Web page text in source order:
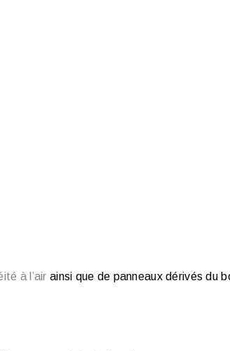
à l’air ain­si que de pan­neaux dérivés du